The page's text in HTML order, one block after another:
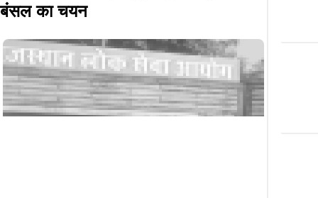
बंसल का चयन